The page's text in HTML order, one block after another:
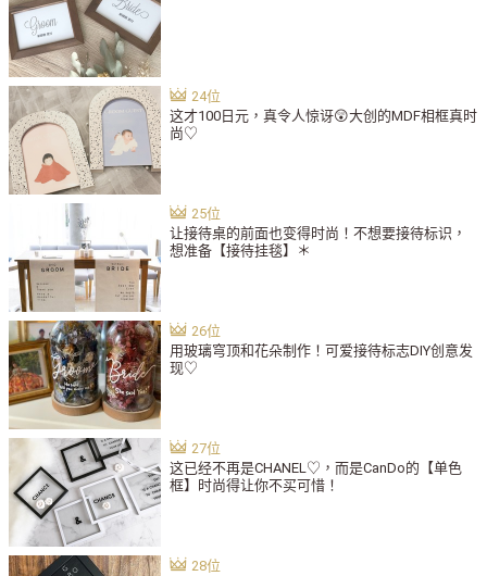
这才100日元，真令人惊讶😲大创的MDF相框真时
尚♡
让接待桌的前面也变得时尚！不想要接待标识，
想准备【接待挂毯】＊
用玻璃穹顶和花朵制作！可爱接待标志DIY创意发
现♡
这已经不再是CHANEL♡，而是CanDo的【单色
框】时尚得让你不买可惜！